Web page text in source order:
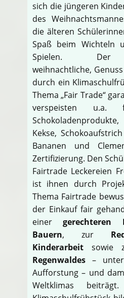
sich die jüngeren
des
die älteren
Spaß beim Wichteln
Spielen. Der
weihnachtliche,
durch ein
Thema „Fair Trade“
verspeisten u.a.
Kekse,
Bananen und
Zertifizierung. Den
Fairtrade Leckereien
ist ihnen durch
Thema Fairtrade
der Einkauf fair
einergerechteren
Bauern, zur
Kinderarbeit sowie
Regenwaldes –
Aufforstung – und
Weltklimas